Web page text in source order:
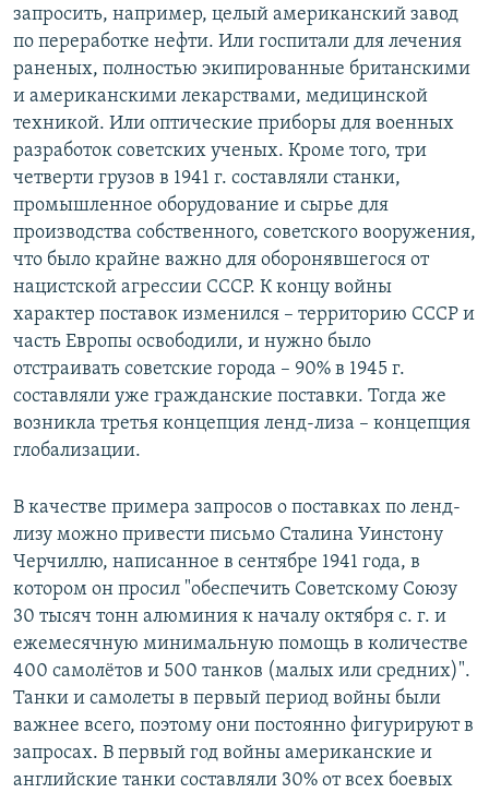
запросить, например, целый американский завод
по переработке нефти. Или госпитали для лечения
раненых, полностью экипированные британскими
и американскими лекарствами, медицинской
техникой. Или оптические приборы для военных
разработок советских ученых. Кроме того, три
четверти грузов в 1941 г. составляли станки,
промышленное оборудование и сырье для
производства собственного, советского вооружения,
что было крайне важно для оборонявшегося от
нацистской агрессии СССР. К концу войны
характер поставок изменился – территорию СССР и
часть Европы освободили, и нужно было
отстраивать советские города – 90% в 1945 г.
составляли уже гражданские поставки. Тогда же
возникла третья концепция ленд-лиза – концепция
глобализации.
В качестве примера запросов о поставках по ленд-
лизу можно привести письмо Сталина Уинстону
Черчиллю, написанное в сентябре 1941 года, в
котором он просил "обеспечить Советскому Союзу
30 тысяч тонн алюминия к началу октября с. г. и
ежемесячную минимальную помощь в количестве
400 самолётов и 500 танков (малых или средних)".
Танки и самолеты в первый период войны были
важнее всего, поэтому они постоянно фигурируют в
запросах. В первый год войны американские и
английские танки составляли 30% от всех боевых